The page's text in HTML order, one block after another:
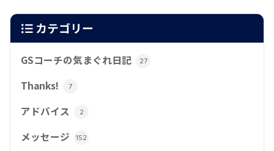
カテゴリー
GSコーチの気まぐれ日記 27
Thanks! 7
アドバイス 2
メッセージ 152